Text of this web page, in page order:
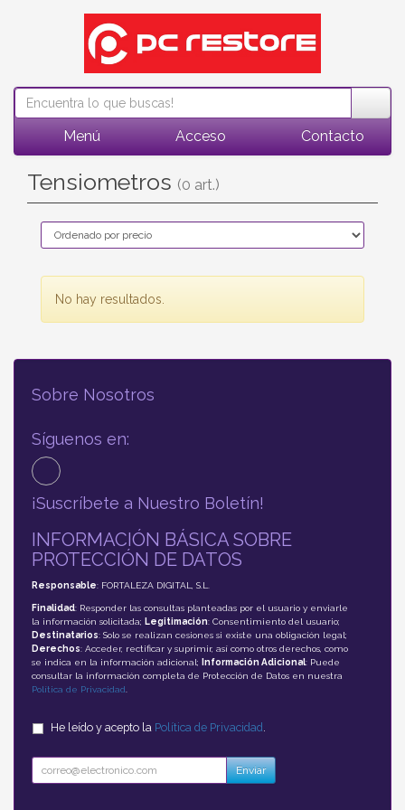
Menú Acceso Contacto
Tensiometros (0 art.)
No hay resultados.
Sobre Nosotros
Síguenos en:
¡Suscríbete a Nuestro Boletín!
INFORMACIÓN BÁSICA SOBRE
PROTECCIÓN DE DATOS
Responsable: FORTALEZA DIGITAL, S.L.
Finalidad: Responder las consultas planteadas por el usuario y enviarle
la información solicitada; Legitimación: Consentimiento del usuario;
Destinatarios: Solo se realizan cesiones si existe una obligación legal;
Derechos: Acceder, rectificar y suprimir, así como otros derechos, como
se indica en la información adicional;
Información Adicional: Puede
consultar la información completa de Protección de Datos en nuestra
Política de Privacidad
He leído y acepto la Política de Privacidad .
Enviar